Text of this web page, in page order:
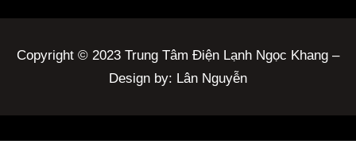
Copyright © 2023 Trung Tâm Điện Lạnh Ngọc Khang –
Design by: Lân Nguyễn